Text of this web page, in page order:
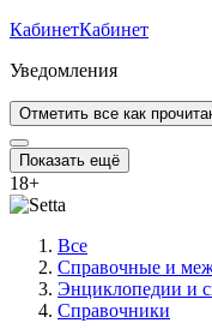
КабинетКабинет
Уведомления
Отметить все как
Показать ещё
18+
Все
Справочные и
Энциклопедии и
Справочники